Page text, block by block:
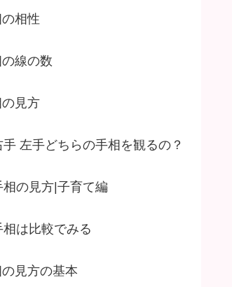
相性
線の数
見方
手 左手どちらの手相を観るの？
相の見方|子育て編
相は比較でみる
見方の基本